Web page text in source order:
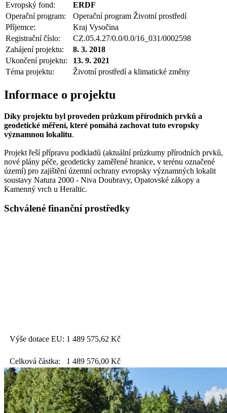
Evropský fond:
ERDF
Operační program:
Operační program Životní prostředí
Příjemce:
Kraj Vysočina
Registrační číslo:
CZ.05.4.27/0.0/0.0/16_031/0002598
Zahájení projektu:
8. 3. 2018
Ukončení projektu:
13. 9. 2021
Téma projektu:
Životní prostředí a klimatické změny
Informace o projektu
Díky projektu byl proveden průzkum přírodních prvků a
geodetické měření, které pomáhá zachovat tuto evropsky
významnou lokalitu.
Projekt řeší přípravu podkladů (aktuální průzkumy přírodních prvků,
nové plány péče, geodeticky zaměřené hranice, v terénu označené
území) pro zajištění územní ochrany evropsky významných lokalit
soustavy Natura 2000 - Niva Doubravy, Opatovské zákopy a
Kamenný vrch u Heraltic.
Schválené finanční prostředky
Výše dotace EU: 1 489 575,62 Kč
Celková částka: 1 489 576,00 Kč